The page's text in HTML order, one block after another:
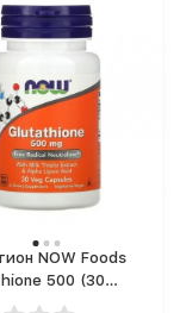
NOW Foods
500 (30